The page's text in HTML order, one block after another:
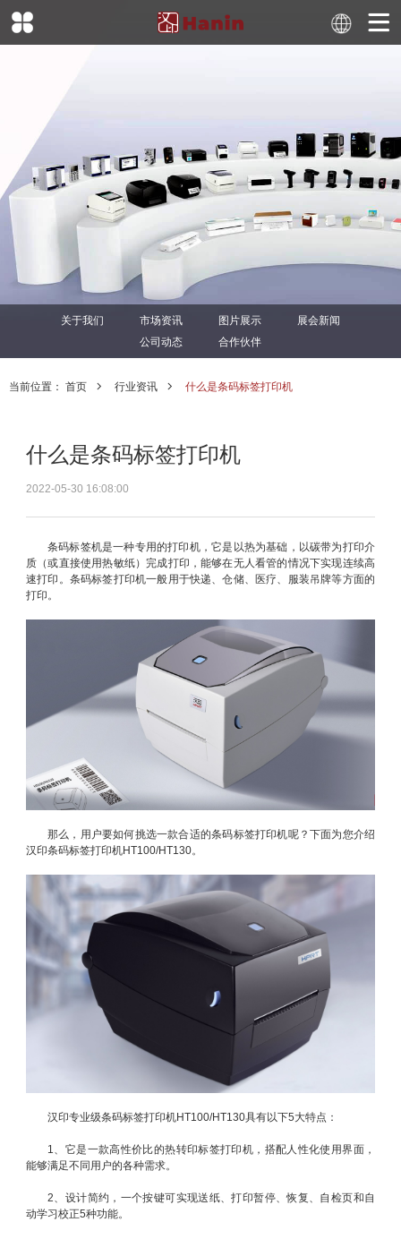
关于我们 市场资讯 图片展示
展会新闻
公司动态
合作伙伴
当前位置： 首页 行业资讯 什么是条码标签打印机
什么是条码标签打印机
2022-05-30 16:08:00
条码标签机是一种专用的打印机，它是以热为基础，以碳带为打印介
质（或直接使用热敏纸）完成打印，能够在无人看管的情况下实现连续高
速打印。条码标签打印机一般用于快递、仓储、医疗、服装吊牌等方面的
打印。
那么，用户要如何挑选一款合适的条码标签打印机呢？下面为您介绍
汉印条码标签打印机HT100/HT130。
汉印专业级条码标签打印机HT100/HT130具有以下5大特点：
1、它是一款高性价比的热转印标签打印机，搭配人性化使用界面，
能够满足不同用户的各种需求。
2、设计简约，一个按键可实现送纸、打印暂停、恢复、自检页和自
动学习校正5种功能。